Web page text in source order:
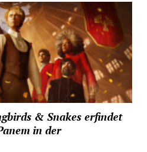
& Snakes erfindet
in der